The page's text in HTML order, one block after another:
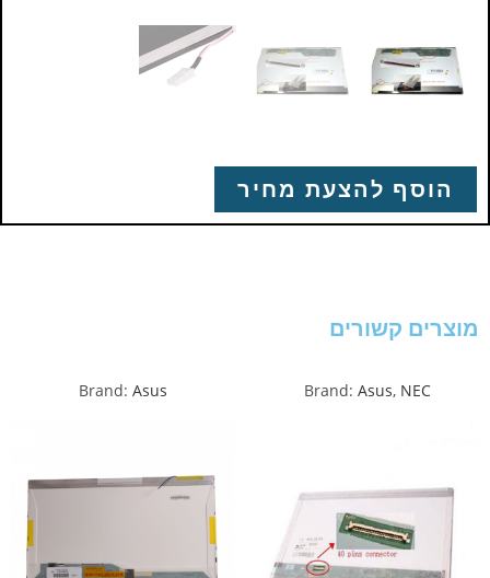
הוסף להצעת מחיר
מוצרים קשורים
Brand: Asus, NEC
Brand: Asus